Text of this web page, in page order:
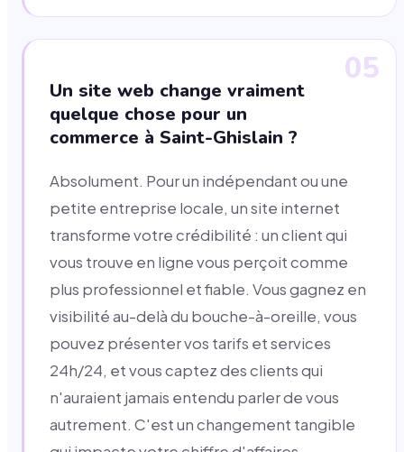
05
Un site web change vraiment
quelque chose pour un
commerce à Saint-Ghislain ?
Absolument. Pour un indépendant ou une
petite entreprise locale, un site internet
transforme votre crédibilité : un client qui
vous trouve en ligne vous perçoit comme
plus professionnel et fiable. Vous gagnez en
visibilité au-delà du bouche-à-oreille, vous
pouvez présenter vos tarifs et services
24h/24, et vous captez des clients qui
n'auraient jamais entendu parler de vous
autrement. C'est un changement tangible